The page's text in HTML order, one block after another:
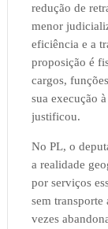
redução de
menor
eficiência e a
proposição é
cargos,
sua execução
justificou.
No PL, o
a realidade
por serviços
sem
vezes